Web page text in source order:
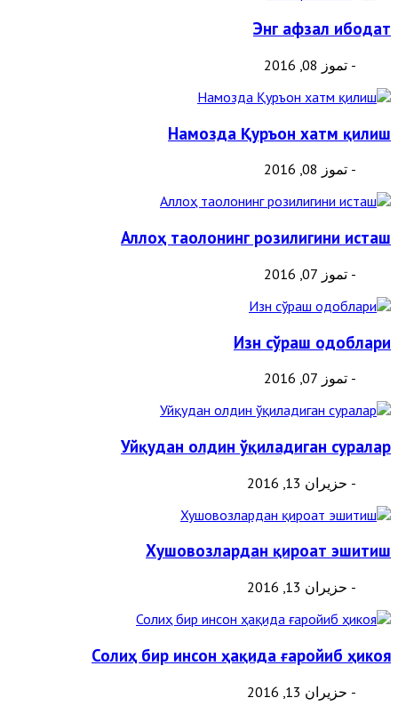
Энг афзал ибодат
- تموز 08, 2016
Намозда Қуръон хатм қилиш
- تموز 08, 2016
Аллоҳ таолонинг розилигини исташ
- تموز 07, 2016
Изн сўраш одоблари
- تموز 07, 2016
Уйқудан олдин ўқиладиган суралар
- حزيران 13, 2016
Хушовозлардан қироат эшитиш
- حزيران 13, 2016
Солиҳ бир инсон ҳақида ғаройиб ҳикоя
- حزيران 13, 2016